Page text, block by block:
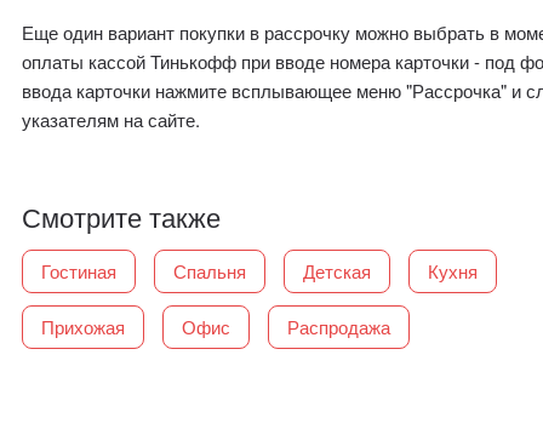
Еще один вариант покупки в рассрочку можно выбрать в
оплаты кассой Тинькофф при вводе номера карточки - под
ввода карточки нажмите всплывающее меню "Рассрочка" и
указателям на сайте.
Смотрите также
Гостиная Спальня Детская Кухня
Прихожая Офис Распродажа